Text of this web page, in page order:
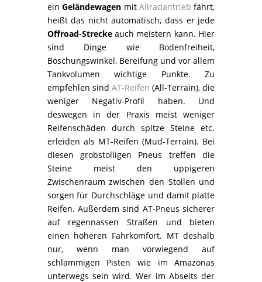
einGeländewagen mit Allradantrieb fährt,
heißt das nicht automatisch, dass er jede
Offroad-Streckeauch meistern kann. Hier
sind Dinge wie Bodenfreiheit,
Böschungswinkel, Bereifung und vor allem
Tankvolumen wichtige Punkte. Zu
empfehlen sind AT-Reifen (All-Terrain), die
weniger Negativ-Profil haben. Und
deswegen in der Praxis meist weniger
Reifenschäden durch spitze Steine etc.
erleiden als MT-Reifen (Mud-Terrain). Bei
diesen grobstolligen Pneus treffen die
Steine meist den üppigeren
Zwischenraum zwischen den Stollen und
sorgen für Durchschläge und damit platte
Reifen. Außerdem sind AT-Pneus sicherer
auf regennassen Straßen und bieten
einen höheren Fahrkomfort. MT deshalb
nur, wenn man vorwiegend auf
schlammigen Pisten wie im Amazonas
unterwegs sein wird. Wer im Abseits der